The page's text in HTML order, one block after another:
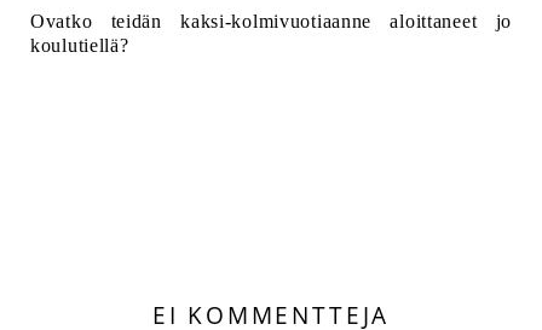
Ovatko teidän kaksi-kolmivuotiaanne aloittaneet jo
koulutiellä?
EI KOMMENTTEJA